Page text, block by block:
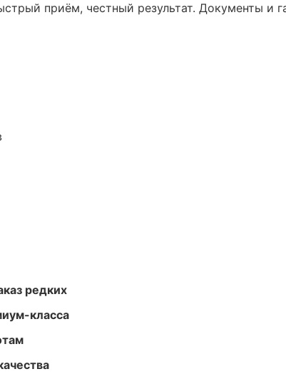
приём, честный результат. Документы и
редких
класса